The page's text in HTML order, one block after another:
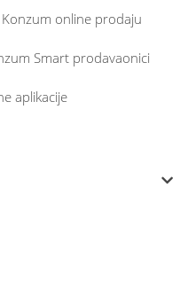
online prodaju
Smart prodavaonici
aplikacije